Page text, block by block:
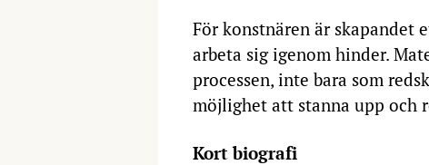
För konstnären är skapandet
arbeta sig igenom hinder.
processen, inte bara som
möjlighet att stanna upp och
Kort biografi